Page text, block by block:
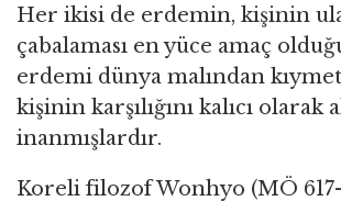
Her ikisi de erdemin, kişinin
çabalaması en yüce amaç
erdemi dünya malından
kişinin karşılığını kalıcı olarak
inanmışlardır.
Koreli filozof Wonhyo (MÖ